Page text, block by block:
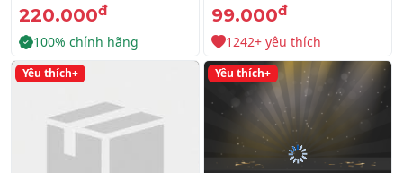
220.000đ
100% chính hãng
99.000đ
1242+ yêu thích
Yêu thích+ Yêu thích+